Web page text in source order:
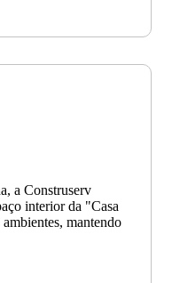
a Construserv
interior da "Casa
mantendo